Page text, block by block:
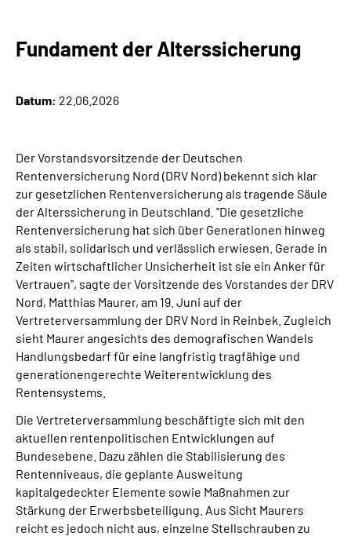
Fundament der Alterssicherung
Datum: 22.06.2026
Der Vorstandsvorsitzende der Deutschen
Rentenversicherung Nord (DRV Nord) bekennt sich klar
zur gesetzlichen Rentenversicherung als tragende Säule
der Alterssicherung in Deutschland. "Die gesetzliche
Rentenversicherung hat sich über Generationen hinweg
als stabil, solidarisch und verlässlich erwiesen. Gerade in
Zeiten wirtschaftlicher Unsicherheit ist sie ein Anker für
Vertrauen", sagte der Vorsitzende des Vorstandes der DRV
Nord, Matthias Maurer, am 19. Juni auf der
Vertreterversammlung der DRV Nord in Reinbek. Zugleich
sieht Maurer angesichts des demografischen Wandels
Handlungsbedarf für eine langfristig tragfähige und
generationengerechte Weiterentwicklung des
Rentensystems.
Die Vertreterversammlung beschäftigte sich mit den
aktuellen rentenpolitischen Entwicklungen auf
Bundesebene. Dazu zählen die Stabilisierung des
Rentenniveaus, die geplante Ausweitung
kapitalgedeckter Elemente sowie Maßnahmen zur
Stärkung der Erwerbsbeteiligung. Aus Sicht Maurers
reicht es jedoch nicht aus, einzelne Stellschrauben zu